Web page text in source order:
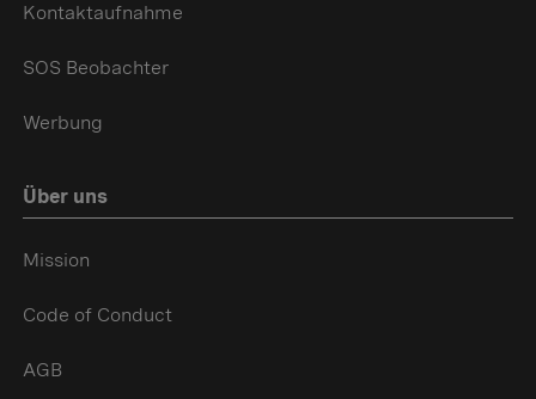
Kontaktaufnahme
SOS Beobachter
Werbung
Über uns
Mission
Code of Conduct
AGB